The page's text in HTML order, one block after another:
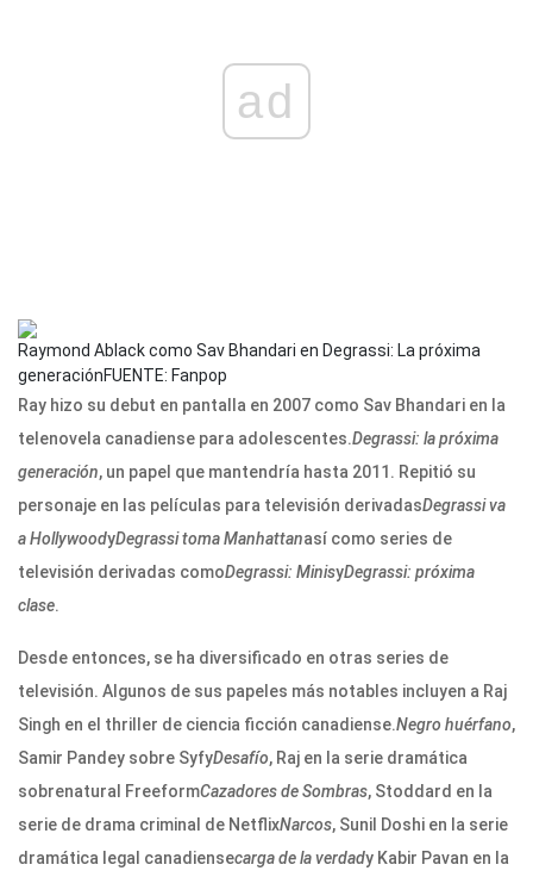
ad
Raymond Ablack como Sav Bhandari en Degrassi: La próxima
generaciónFUENTE: Fanpop
Ray hizo su debut en pantalla en 2007 como Sav Bhandari en la
telenovela canadiense para adolescentes.Degrassi: la próxima
generación, un papel que mantendría hasta 2011. Repitió su
personaje en las películas para televisión derivadasDegrassi va
a HollywoodyDegrassi toma Manhattanasí como series de
televisión derivadas comoDegrassi: MinisyDegrassi: próxima
clase.
Desde entonces, se ha diversificado en otras series de
televisión. Algunos de sus papeles más notables incluyen a Raj
Singh en el thriller de ciencia ficción canadiense.Negro huérfano,
Samir Pandey sobre SyfyDesafío, Raj en la serie dramática
sobrenatural FreeformCazadores de Sombras, Stoddard en la
serie de drama criminal de NetflixNarcos, Sunil Doshi en la serie
dramática legal canadiensecarga de la verdady Kabir Pavan en la